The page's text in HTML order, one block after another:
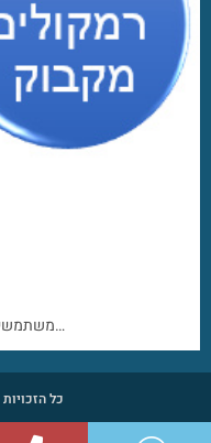
משתמשי מקבוק נהנים מאיכות צליל נקי, מדויק וחד…
כל